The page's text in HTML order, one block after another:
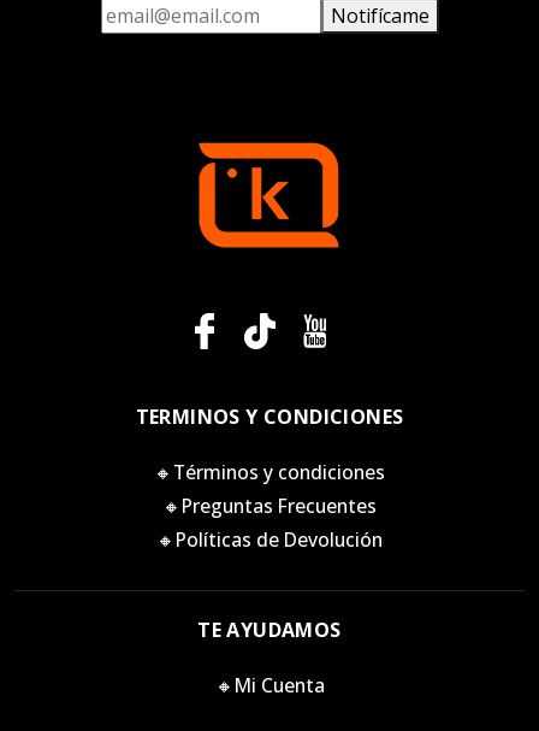
Notifícame
TERMINOS Y CONDICIONES
🔸Términos y condiciones
🔸Preguntas Frecuentes
🔸Políticas de Devolución
TE AYUDAMOS
🔸Mi Cuenta